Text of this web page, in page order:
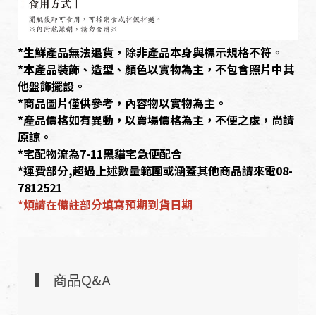
*生鮮產品無法退貨，除非產品本身與標示規格不符。
*本產品裝飾、造型、顏色以實物為主，不包含照片中其
他盤飾擺設。
*商品圖片僅供參考，內容物以實物為主。
*產品價格如有異動，以賣場價格為主，不便之處，尚請
原諒。
*宅配物流為7-11黑貓宅急便配合
*運費部分,超過上述數量範圍或涵蓋其他商品請來電08-
7812521
*煩請在備註部分填寫預期到貨日期
商品Q&A